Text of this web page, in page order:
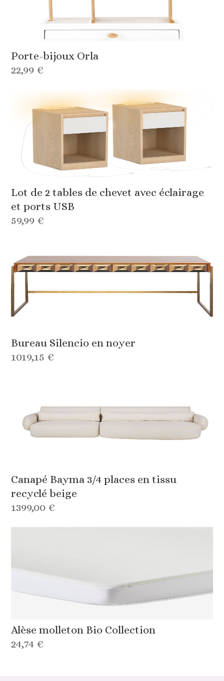
Porte-bijoux Orla
22,99 €
Lot de 2 tables de chevet avec éclairage
et ports USB
59,99 €
Bureau Silencio en noyer
1019,15 €
Canapé Bayma 3/4 places en tissu
recyclé beige
1399,00 €
Alèse molleton Bio Collection
24,74 €